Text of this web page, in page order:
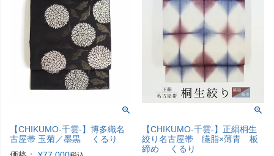
【CHIKUMO-千雲-】博多織名
古屋帯 玉菊／墨黒 くるり
【CHIKUMO-千雲-】正絹桐生
絞り名古屋帯 臙脂×薄青 板
締め くるり